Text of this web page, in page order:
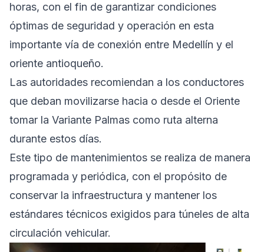
horas, con el fin de garantizar condiciones
óptimas de seguridad y operación en esta
importante vía de conexión entre Medellín y el
oriente antioqueño.
Las autoridades recomiendan a los conductores
que deban movilizarse hacia o desde el Oriente
tomar la Variante Palmas como ruta alterna
durante estos días.
Este tipo de mantenimientos se realiza de manera
programada y periódica, con el propósito de
conservar la infraestructura y mantener los
estándares técnicos exigidos para túneles de alta
circulación vehicular.